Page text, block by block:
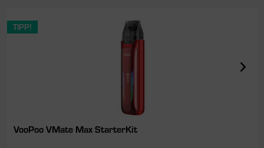
TIPP!
VooPoo VMate Max StarterKit